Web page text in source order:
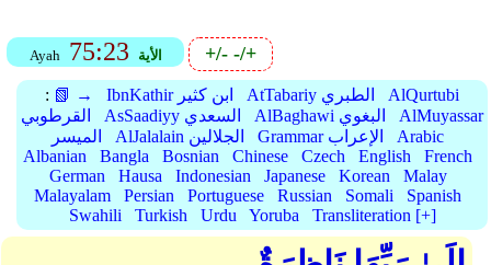
Ayah 75:23 الأية +/--/+
: 📗 → IbnKathir ابن كثير AtTabariy الطبري
AlQurtubi
القرطوبي
AsSaadiyy السعدي AlBaghawi البغوي
AlMuyassar
الميسر
AlJalalain الجلالين Grammar الإعراب
Arabic
Albanian
Bangla Bosnian Chinese Czech English
French
German
Hausa Indonesian Japanese Korean
Malay
Malayalam
Persian Portuguese Russian Somali
Spanish
Swahili
Turkish Urdu Yoruba Transliteration [+]